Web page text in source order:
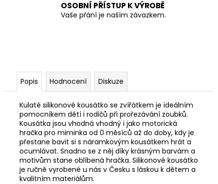
OSOBNÍ PŘÍSTUP K VÝROBĚ
Vaše přání je naším závazkem.
Popis Hodnocení Diskuze
Kulaté silikonové kousátko se zvířátkem je ideálním
pomocníkem dětí i rodičů při prořezávání zoubků.
Kousátka jsou vhodná vhodný i jako motorická
hračka pro miminka od 0 měsíců až do doby, kdy je
přestane bavit si s náramkovým kousátkem hrát a
ocumlávat. Snadno se z něj díky krásným barvám a
motivům stane oblíbená hračka. Silikonové kousátko
je ručně vyrobené u nás v Česku s láskou k dětem a
kvalitním materiálům.